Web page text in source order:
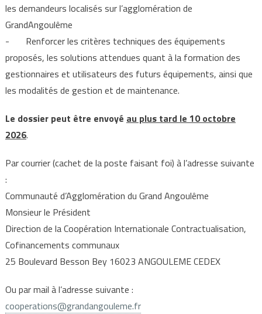
les demandeurs localisés sur l’agglomération de
GrandAngoulême
- Renforcer les critères techniques des équipements
proposés, les solutions attendues quant à la formation des
gestionnaires et utilisateurs des futurs équipements, ainsi que
les modalités de gestion et de maintenance.
Le dossier peut être envoyé au plus tard le 10 octobre
2026.
Par courrier (cachet de la poste faisant foi) à l’adresse suivante
:
Communauté d’Agglomération du Grand Angoulême
Monsieur le Président
Direction de la Coopération Internationale Contractualisation,
Cofinancements communaux
25 Boulevard Besson Bey 16023 ANGOULEME CEDEX
Ou par mail à l’adresse suivante :
cooperations@grandangouleme.fr